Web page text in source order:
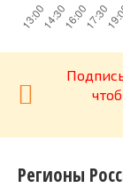
Регионы